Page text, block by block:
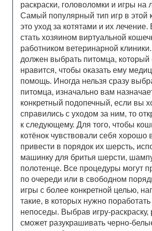
раскраски, головоломки и игры на
Самый популярный тип игр в этой
это уход за котятами и их
стать хозяином виртуальной
работником ветеринарной
должен выбрать питомца, который
нравится, чтобы оказать ему
помощь. Иногда нельзя сразу
питомца, изначально вам
конкретный подопечный, если вы
справились с уходом за ним, то
к следующему. Для того, чтобы
котёнок чувствовали себя хорошо
привести в порядок их шерсть,
машинку для бритья шерсти,
полотенце. Все процедуры могут
по очереди или в свободном
игры с более конкретной целью,
такие, в которых нужно поработать
непоседы. Выбрав игру-раскраску,
сможет разукрашивать черно-